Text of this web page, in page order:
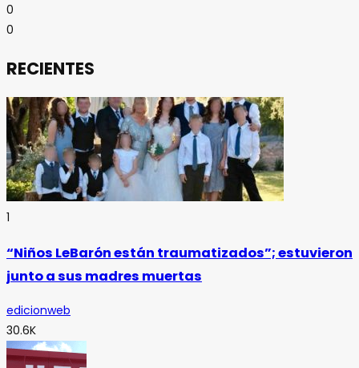
0
0
RECIENTES
1
“Niños LeBarón están traumatizados”; estuvieron
junto a sus madres muertas
edicionweb
30.6K